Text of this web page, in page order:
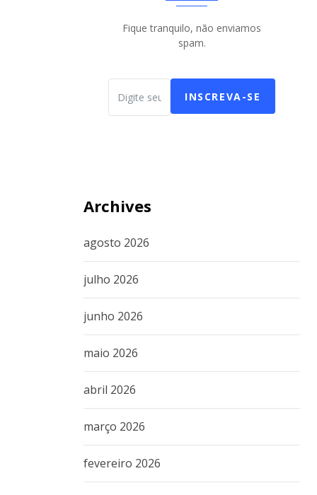
Fique tranquilo, não enviamos
spam.
INSCREVA-SE
Archives
agosto 2026
julho 2026
junho 2026
maio 2026
abril 2026
março 2026
fevereiro 2026